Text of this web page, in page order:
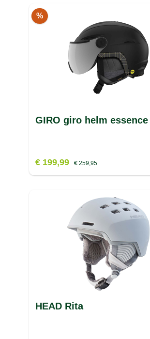
Type product Prijs
%
GIRO giro helm
€ 199,99 € 259,95
HEAD Rita